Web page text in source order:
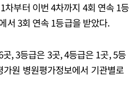
부터 이번 4차까지 4회 연속 1등
서 3회 연속 1등급을 받았다.
, 3등급은 3곳, 4등급은 1곳, 5등
원 병원평가정보에서 기관별로